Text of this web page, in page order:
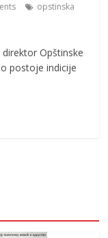
opstinska
Opštinske
postoje indicije